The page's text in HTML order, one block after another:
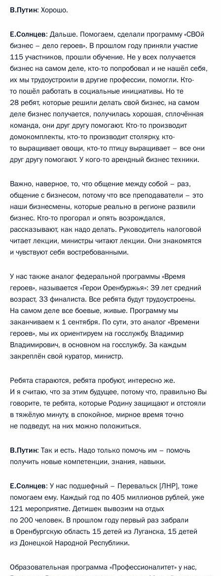
В.Путин: Хорошо.
Е.Солнцев: Дальше. Помогаем, сделали программу «СВОй
бизнес – дело героев». В прошлом году приняли участие
115 участников, прошли обучение. Не у всех получается
бизнес на самом деле, кто-то попробовал и не нашёл себя,
их мы трудоустроили в другие профессии, помогли. Кто-
то пошёл работать в социальные инициативы. Но те
28 ребят, которые решили делать свой бизнес, на самом
деле бизнес получается, получилась хорошая, сплочённая
команда, они друг другу помогают. Кто-то производит
домокомплекты, кто-то производит столярку, кто-
то выращивает овощи, кто-то птицу выращивает – все они
друг другу помогают. У кого-то арендный бизнес техники.
Важно, наверное, то, что общение между собой – раз,
общение с бизнесом, потому что все преподаватели – это
наши бизнесмены, которые реально в регионе развили
бизнес. Кто-то прогорал и опять возрождался,
рассказывают, как надо делать. Руководитель налоговой
читает лекции, министры читают лекции. Они знакомятся
и чувствуют себя востребованными.
У нас также аналог федеральной программы «Время
героев», называется «Герои Оренбуржья»: 39 лет средний
возраст, 33 финалиста. Все ребята будут трудоустроены.
На самом деле все боевые, живые. Программу мы
заканчиваем к 1 сентября. По сути, это аналог «Времени
героев», мы их ориентируем на госслужбу, Владимир
Владимирович, в основном на госслужбу. За каждым
закреплён свой куратор, министр.
Ребята стараются, ребята пробуют, интересно же.
И я считаю, что за этим будущее, потому что, правильно Вы
говорите, те ребята, которые Родину защищают и отстояли
в тяжёлую минуту, в спокойное, мирное время точно
не подведут, на них можно положиться.
В.Путин: Так и есть. Надо только помочь им – помочь
получить новые компетенции, знания, навыки.
Е.Солнцев: У нас подшефный – Перевальск [ЛНР], тоже
помогаем ему. Каждый год по 405 миллионов рублей, уже
121 мероприятие. Детишек вывозим на отдых
по 200 человек. В прошлом году первый раз забрали
в Оренбургскую область 15 детей из Луганска, 15 детей
из Донецкой Народной Республики.
Образовательная программа «Профессионалитет» у нас,